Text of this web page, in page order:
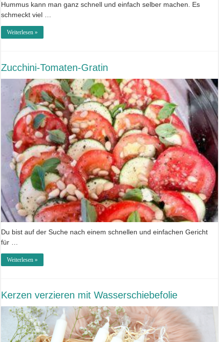
Hummus kann man ganz schnell und einfach selber machen. Es
schmeckt viel …
Weiterlesen »
Zucchini-Tomaten-Gratin
Du bist auf der Suche nach einem schnellen und einfachen Gericht
für …
Weiterlesen »
Kerzen verzieren mit Wasserschiebefolie